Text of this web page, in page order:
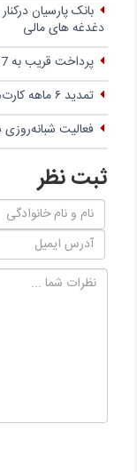
بانک پارسیان
دغدغه های مالی
پرداخت قریب به 17 هزار میلیارد ریال تسهیلات قرض‌الحسنه
تمدید ۶ ماهه کارت‌های منقضی‌شده در خرداد، تیر و مرداد ۱۴۰۴
فعالیت شبانه‌روزی
ثبت نظر